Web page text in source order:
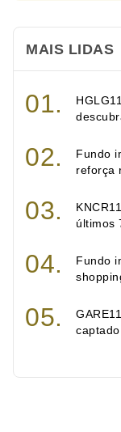
MAIS LIDAS
Fundo
reforça
últimos
Fundo